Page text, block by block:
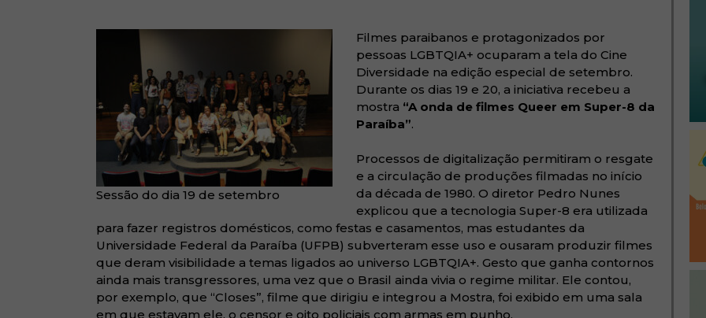
Sessão do dia 19 de setembro
Filmes paraibanos e protagonizados por
pessoas LGBTQIA+ ocuparam a tela do Cine
Diversidade na edição especial de setembro.
Durante os dias 19 e 20, a iniciativa recebeu a
mostra “A onda de filmes Queer em Super-8 da
Paraíba”.
Processos de digitalização permitiram o resgate
e a circulação de produções filmadas no início
da década de 1980. O diretor Pedro Nunes
explicou que a tecnologia Super-8 era utilizada
para fazer registros domésticos, como festas e casamentos, mas estudantes da
Universidade Federal da Paraíba (UFPB) subverteram esse uso e ousaram produzir filmes
que deram visibilidade a temas ligados ao universo LGBTQIA+. Gesto que ganha contornos
ainda mais transgressores, uma vez que o Brasil ainda vivia o regime militar. Ele contou,
por exemplo, que “Closes”, filme que dirigiu e integrou a Mostra, foi exibido em uma sala
em que estavam ele, o censor e oito policiais com armas em punho.